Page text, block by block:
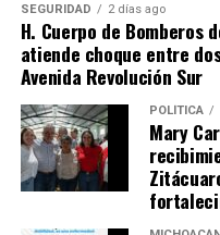
SEGURIDAD 2 días ago
H. Cuerpo de Bomberos
atiende choque entre
Avenida Revolución Sur
POLÍTICA
Mary